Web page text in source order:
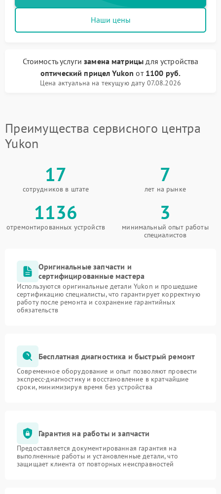
Наши цены
Стоимость услугизамена матрицы для устройства
оптический прицел Yukon от 1100 руб.
Цена актуальна на текущую дату 07.08.2026
Преимущества сервисного центра
Yukon
17
сотрудников в штате
7
лет на рынке
1136
отремонтированных устройств
3
минимальный опыт работы
специалистов
Оригинальные запчасти и
сертифицированные мастера
Используются оригинальные детали Yukon и прошедшие
сертификацию специалисты, что гарантирует корректную
работу после ремонта и сохранение гарантийных
обязательств
Бесплатная диагностика и быстрый ремонт
Современное оборудование и опыт позволяют провести
экспресс-диагностику и восстановление в кратчайшие
сроки, минимизируя время без устройства
Гарантия на работы и запчасти
Предоставляется документированная гарантия на
выполненные работы и установленные детали, что
защищает клиента от повторных неисправностей